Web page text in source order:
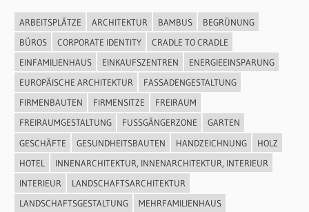
ARBEITSPLÄTZE ARCHITEKTUR BAMBUS
BEGRÜNUNG
BÜROS
CORPORATE IDENTITY
CRADLE TO CRADLE
EINFAMILIENHAUS
EINKAUFSZENTREN
ENERGIEEINSPARUNG
EUROPÄISCHE ARCHITEKTUR
FASSADENGESTALTUNG
FIRMENBAUTEN
FIRMENSITZE
FREIRAUM
FREIRAUMGESTALTUNG
FUSSGÄNGERZONE
GARTEN
GESCHÄFTE
GESUNDHEITSBAUTEN HANDZEICHNUNG
HOLZ
HOTEL
INNENARCHITEKTUR, INNENARCHITEKTUR, INTERIEUR
INTERIEUR
LANDSCHAFTSARCHITEKTUR
LANDSCHAFTSGESTALTUNG
MEHRFAMILIENHAUS